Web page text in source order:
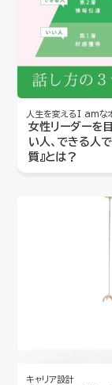
人生を変えるI amな
女性リーダーを
い人、できる人
質』とは？
キャリア設計